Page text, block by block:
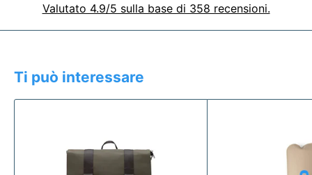
Valutato 4.9/5 sulla base di 358 recensioni.
Ti può interessare